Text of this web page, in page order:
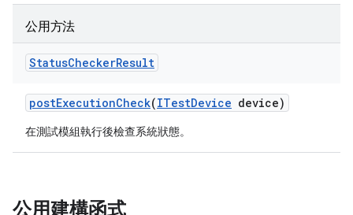
公用方法
StatusCheckerResult
postExecutionCheck(ITestDevice device)
在測試模組執行後檢查系統狀態。
公用建構函式